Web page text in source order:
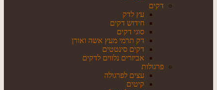
דקים
עץ לדק
חידוש דקים
סוגי דקים
דק תרמי מעץ אשה ואורן
דקים סינטטים
אביזרים נלווים לדקים
פרגולות
עצים לפרגולה
קיטים